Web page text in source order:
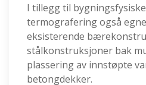
I tillegg til
termografering også
eksisterende
stålkonstruksjoner bak
plassering av innstøpte
betongdekker.